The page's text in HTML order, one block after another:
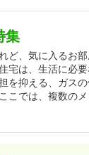
集
ど、気に入るお
宅は、生活に必
を抑える、ガス
こでは、複数の